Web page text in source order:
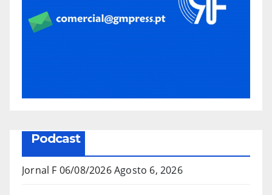
Podcast
Jornal F 06/08/2026Agosto 6, 2026